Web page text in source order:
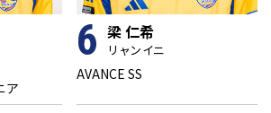
ア
梁 仁希
リャン イニ
6
AVANCE SS